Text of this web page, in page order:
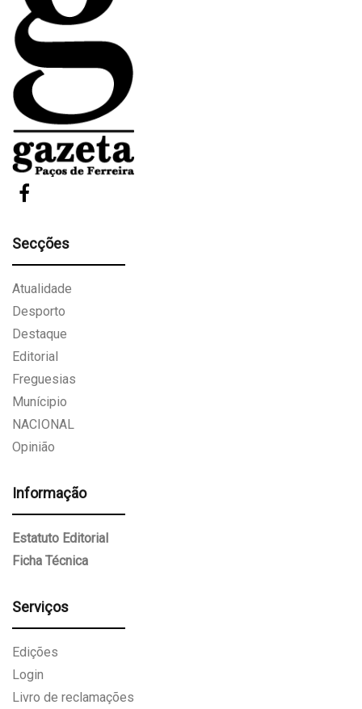
Secções
Atualidade
Desporto
Destaque
Editorial
Freguesias
Munícipio
NACIONAL
Opinião
Informação
Estatuto Editorial
Ficha Técnica
Serviços
Edições
Login
Livro de reclamações